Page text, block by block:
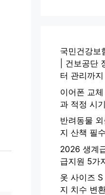
국민건강보
| 건보공단
터 관리까
이어폰 교
과 적정 시
반려동물
지 산책 필
2026 생계
급지원 5가
옷 사이즈
지 치수 변